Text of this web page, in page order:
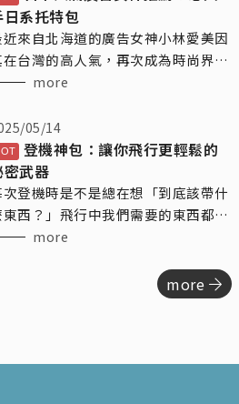
日系托特包
近來自北海道的廣告女神小林愛美因
台灣的高人氣，再次成為時尚界的
。這位以廣告演員身份活躍的女
來了不少精彩的時尚演繹。
more
05/14
登機神包：讓你飛行更輕鬆的
密武器
次登機時是不是總在想「到底該帶什
東西？」飛行中我們需要的東西都挺
，水瓶、手機、耳機、零食、護膚
天來跟你們聊聊「登機隨身包」這個
奇的小夥伴，讓你的飛行不再糾結，
more
more